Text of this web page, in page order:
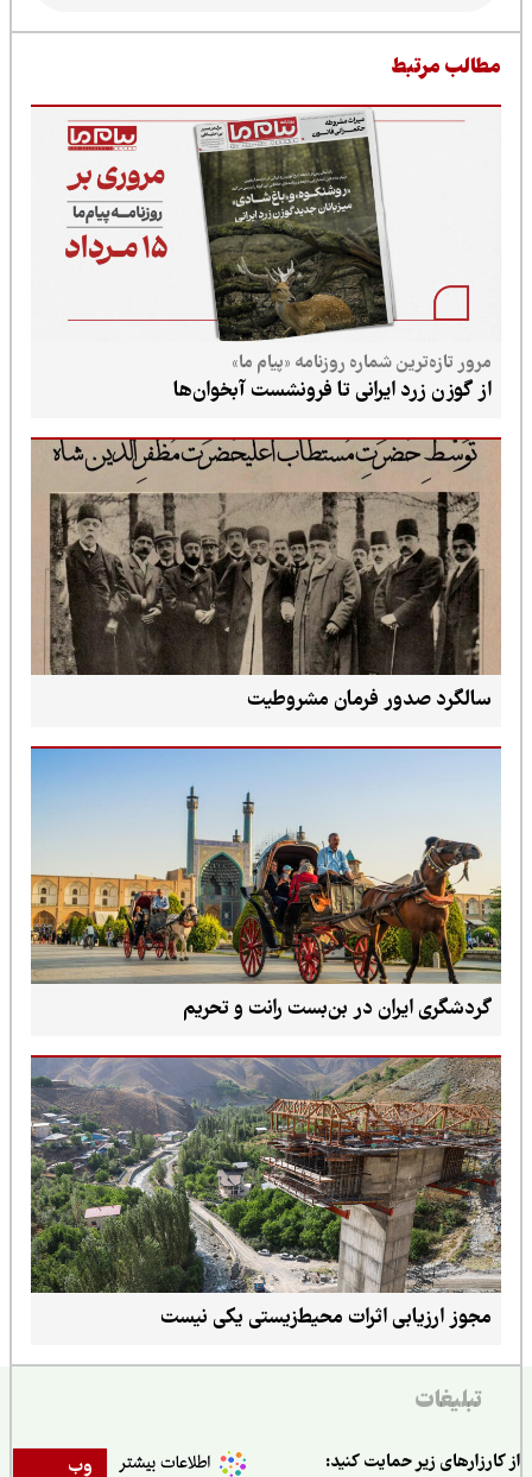
مرتبط
مرور تازه‌ترین شماره روزنامه «پیام ما»
از گوزن زرد ایرانی تا فرونشست آبخوان‌ها
سالگرد صدور فرمان مشروطیت
گردشگری ایران در بن‌بست رانت و تحریم
مجوز ارزیابی اثرات محیط‌زیستی یکی نیست
تبلیغات
وب زیر حمایت کنید: